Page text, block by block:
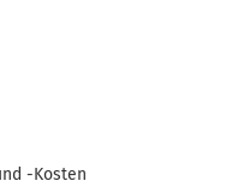
-Kosten